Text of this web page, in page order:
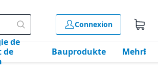
Connexion
de
de
Bauprodukte Mehr